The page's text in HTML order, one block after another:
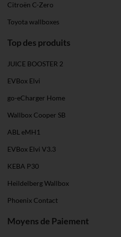
Citroën C-Zero
Toyota wallboxes
Top des produits
JUICE BOOSTER 2
EVBox Elvi
go-eCharger Home
Wallbox Cooper SB
ABL eMH1
EVBox Elvi V3.3
KEBA P30
Heildelberg Wallbox
Phoenix Contact
Moyens de Paiement